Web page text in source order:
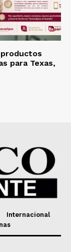
para Texas,
Internacional